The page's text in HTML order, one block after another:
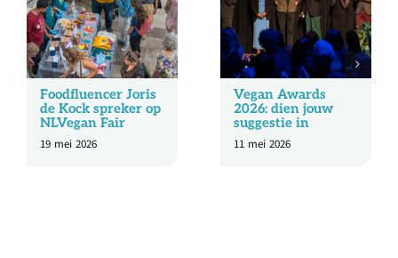
Foodfluencer Joris
de Kock spreker op
NLVegan Fair
19 mei 2026
Vegan Awards
2026: dien jouw
suggestie in
11 mei 2026